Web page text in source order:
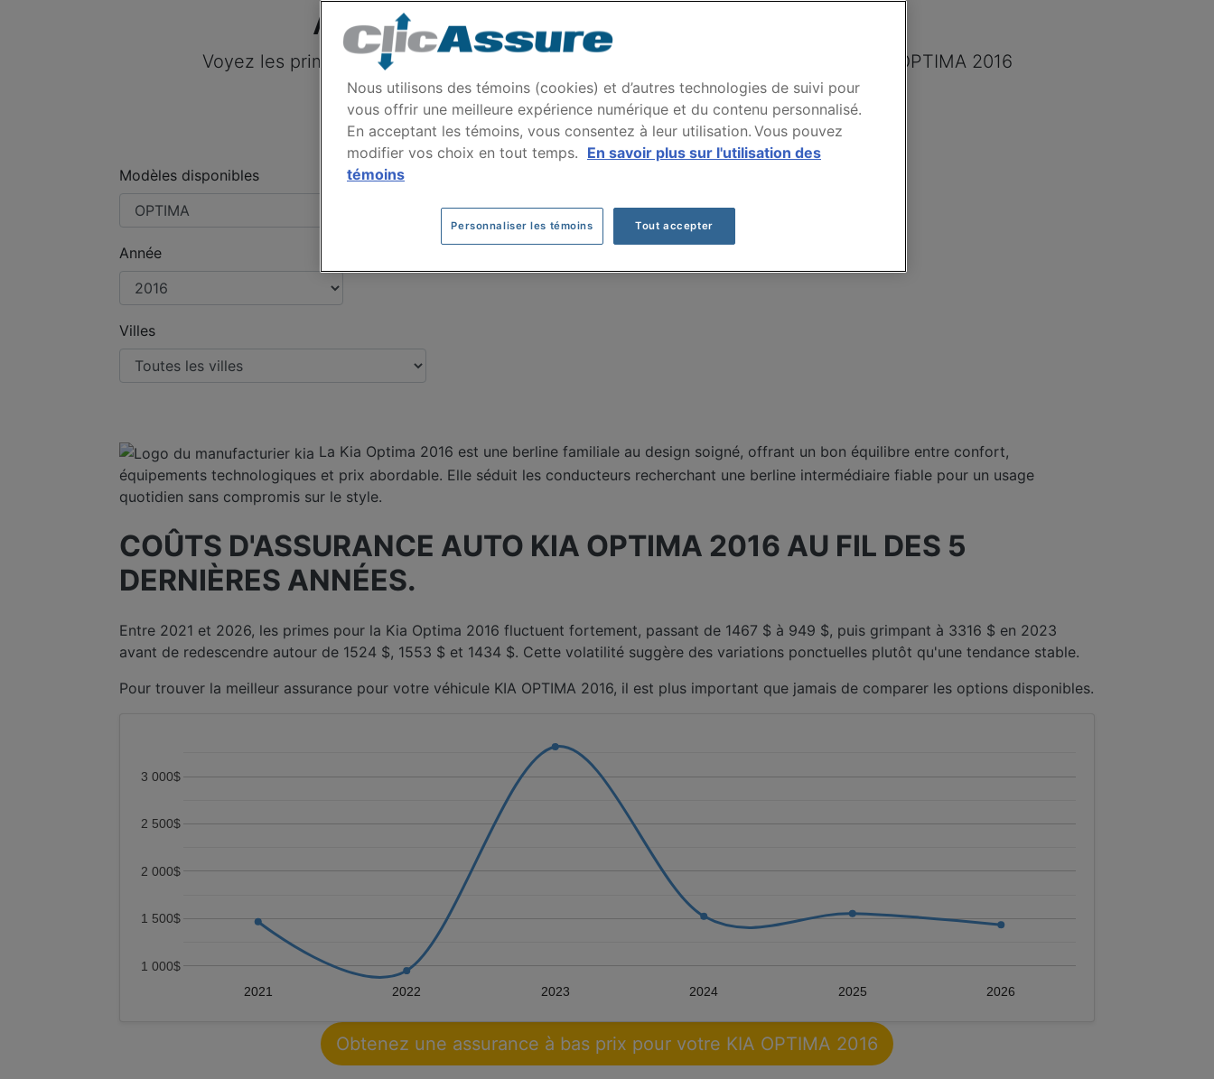
Assurance auto KIA OPTIMA 2016
Voyez les primes payées par nos clients pour leur assurance auto de marque KIA OPTIMA 2016
Cliquez ici pour économiser sur votre assurance auto
Modèles disponibles
Année
Villes
La Kia Optima 2016 est une berline familiale au design soigné, offrant un bon équilibre entre confort,
équipements technologiques et prix abordable. Elle séduit les conducteurs recherchant une berline intermédiaire fiable pour un usage
quotidien sans compromis sur le style.
COÛTS D'ASSURANCE AUTO KIA OPTIMA 2016 AU FIL DES 5
DERNIÈRES ANNÉES.
Entre 2021 et 2026, les primes pour la Kia Optima 2016 fluctuent fortement, passant de 1467 $ à 949 $, puis grimpant à 3316 $ en 2023
avant de redescendre autour de 1524 $, 1553 $ et 1434 $. Cette volatilité suggère des variations ponctuelles plutôt qu'une tendance stable.
Pour trouver la meilleur assurance pour votre véhicule KIA OPTIMA 2016, il est plus important que jamais de comparer les options disponibles.
2021 2022 2023 2024 2025 2026
1 000$
1 500$
2 000$
2 500$
3 000$
Obtenez une assurance à bas prix pour votre KIA OPTIMA 2016
Nous utilisons des témoins (cookies) et d’autres technologies de suivi pour
vous offrir une meilleure expérience numérique et du contenu personnalisé.
En acceptant les témoins, vous consentez à leur utilisation. Vous pouvez
modifier vos choix en tout temps. En savoir plus sur l'utilisation des
témoins
Personnaliser les témoins Tout accepter